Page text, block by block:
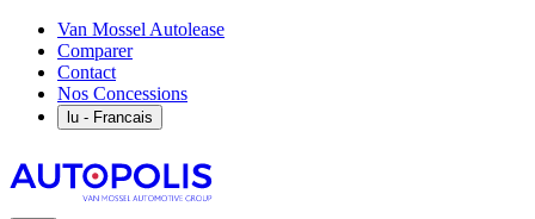
Van Mossel Autolease
Comparer
Contact
Nos Concessions
lu - Francais